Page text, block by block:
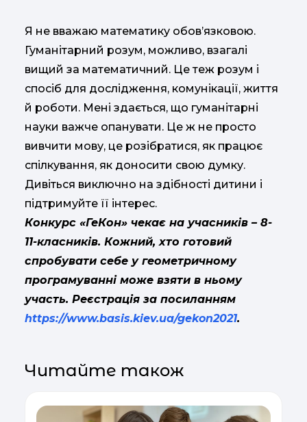
Я не вважаю математику обов’язковою.
Гуманітарний розум, можливо, взагалі
вищий за математичний. Це теж розум і
спосіб для дослідження, комунікації, життя
й роботи. Мені здається, що гуманітарні
науки важче опанувати. Це ж не просто
вивчити мову, це розібратися, як працює
спілкування, як доносити свою думку.
Дивіться виключно на здібності дитини і
підтримуйте її інтерес.
Конкурс «ГеКон» чекає на учасників – 8-
11-класників. Кожний, хто готовий
спробувати себе у геометричному
програмуванні може взяти в ньому
участь. Реєстрація за посиланням
https://www.basis.kiev.ua/gekon2021.
Читайте також